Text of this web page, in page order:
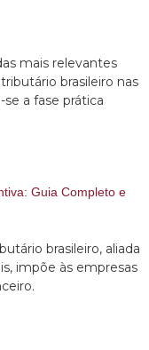
mais relevantes
brasileiro nas
a fase prática
Guia Completo e
brasileiro, aliada
impõe às empresas